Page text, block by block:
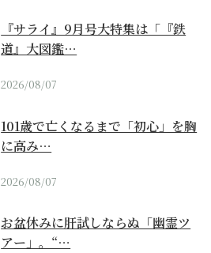
『サライ』9月号大特集は「『鉄
道』大図鑑…
2026/08/07
101歳で亡くなるまで「初心」を胸
に高み…
2026/08/07
お盆休みに肝試しならぬ「幽霊ツ
アー」。“…